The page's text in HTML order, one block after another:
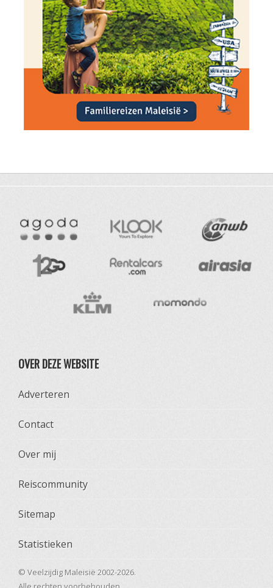
OVER DEZE WEBSITE
Adverteren
Contact
Over mij
Reiscommunity
Sitemap
Statistieken
© Veelzijdig Maleisië 2002-2026.